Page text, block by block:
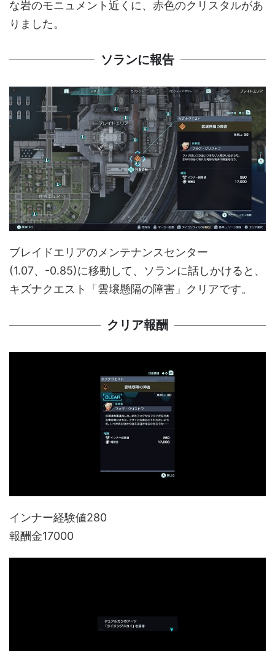
な岩のモニュメント近くに、赤色のクリスタルがあ
りました。
ソランに報告
ブレイドエリアのメンテナンスセンター
(1.07、-0.85)に移動して、ソランに話しかけると、
キズナクエスト「雲壌懸隔の障害」クリアです。
クリア報酬
インナー経験値280
報酬金17000